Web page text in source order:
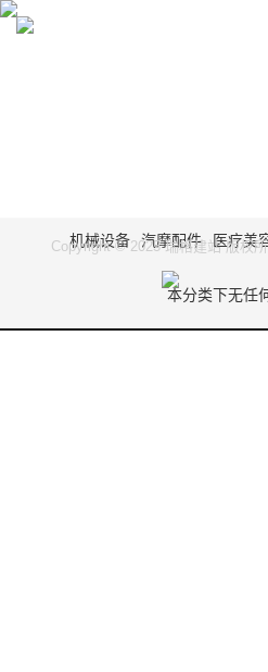
机械设备 汽摩配件 医疗美
本分类下无任
Copyright © 2025 瑞格建站 版权